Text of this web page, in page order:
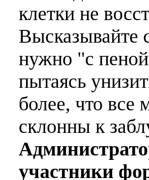
клетки не
Высказывайте
нужно "с пеной
пытаясь
более, что все
склонны к
участники